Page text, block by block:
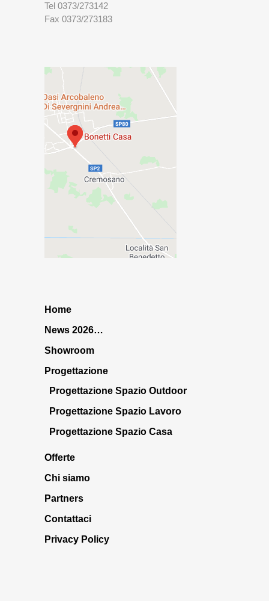
Tel 0373/273142
Fax 0373/273183
Home
News 2026…
Showroom
Progettazione
Progettazione Spazio Outdoor
Progettazione Spazio Lavoro
Progettazione Spazio Casa
Offerte
Chi siamo
Partners
Contattaci
Privacy Policy